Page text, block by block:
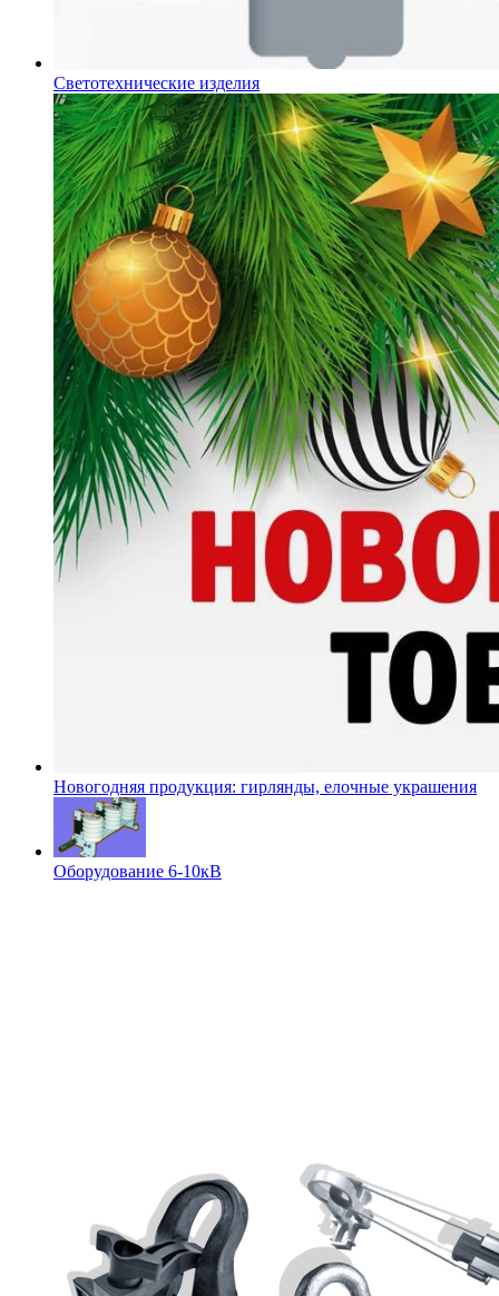
Светотехнические изделия
Новогодняя продукция: гирлянды, елочные украшения
Оборудование 6-10кВ